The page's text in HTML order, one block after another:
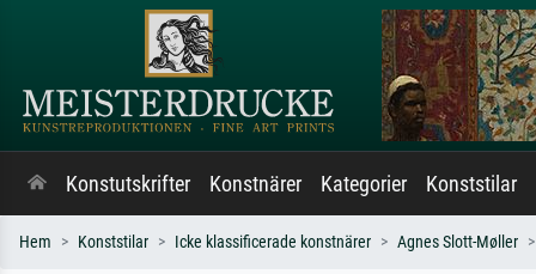
Konstutskrifter Konstnärer Kategorier Konststilar
Hem Konststilar Icke klassificerade konstnärer Agnes Slott-Møller